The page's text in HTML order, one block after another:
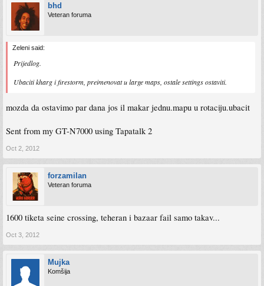
bhd
Veteran foruma
Zeleni said:
Prijedlog.
Ubaciti kharg i firestorm, preimenovat u large maps, ostale settings ostaviti.
mozda da ostavimo par dana jos il makar jednu.mapu u rotaciju.ubacit
Sent from my GT-N7000 using Tapatalk 2
Oct 2, 2012
forzamilan
Veteran foruma
1600 tiketa seine crossing, teheran i bazaar fail samo takav...
Oct 3, 2012
Mujka
Komšija